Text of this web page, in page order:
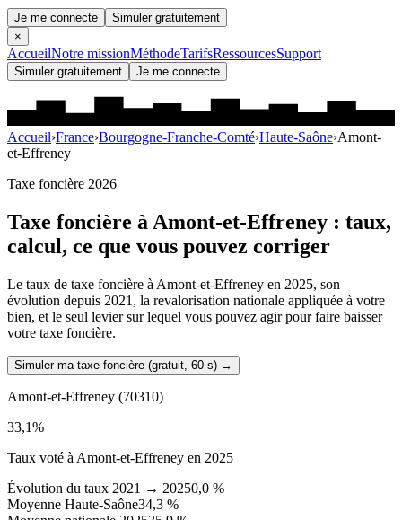
Je me connecte
Simuler gratuitement
×
AccueilNotre missionMéthodeTarifsRessourcesSupport
Simuler gratuitement Je me connecte
Accueil›France›Bourgogne-Franche-Comté›Haute-Saône›Amont-
et-Effreney
Taxe foncière 2026
Taxe foncière àAmont-et-Effreney : taux,
calcul, ce que vous pouvez corriger
Le taux de taxe foncière à Amont-et-Effreney en 2025, son
évolution depuis 2021, la revalorisation nationale appliquée à votre
bien, et le seul levier sur lequel vous pouvez agir pour faire baisser
votre taxe foncière.
Simuler ma taxe foncière (gratuit, 60 s) →
Amont-et-Effreney (70310)
33,1%
Taux voté à Amont-et-Effreney en 2025
Évolution du taux 2021 → 20250,0 %
Moyenne Haute-Saône34,3 %